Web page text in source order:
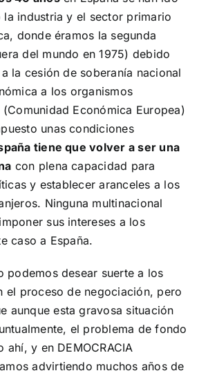
la industria y el sector primario
donde éramos la segunda
del mundo en 1975) debido
la cesión de soberanía nacional
a los organismos
Económica Europea)
unas condiciones
tiene que volver a ser una
con plena capacidad para
y establecer aranceles a los
Ninguna multinacional
sus intereses a los
caso a España.
podemos desear suerte a los
el proceso de negociación, pero
aunque esta gravosa situación
el problema de fondo
ahí, y en DEMOCRACIA
advirtiendo muchos años de